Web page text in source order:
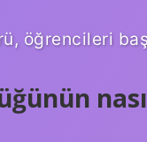
öğrencileri